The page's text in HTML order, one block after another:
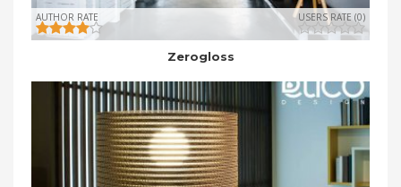
AUTHOR RATE USERS RATE (0)
Zerogloss